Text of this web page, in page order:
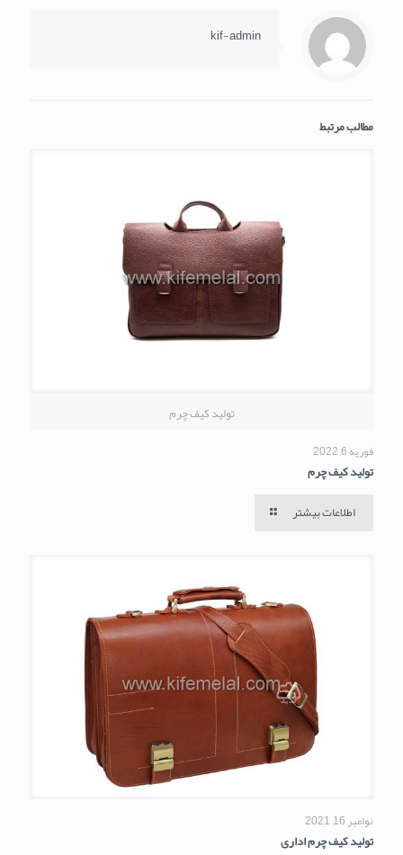
kif-admin
مطالب مرتبط
تولید کیف چرم
فوریه 6, 2022
تولید کیف چرم
اطلاعات بیشتر
نوامبر 16, 2021
تولید کیف چرم اداری